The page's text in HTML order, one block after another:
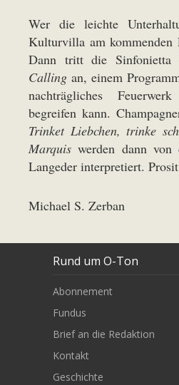
Wer die leichte
Kulturvilla am kommenden
Dann tritt die Sinfonietta
Calling an, einem
nachträgliches
begreifen kann.
Trinket Liebchen, trinke
Marquis werden dann
Langeder interpretiert.
Michael S. Zerban
Rund um O-Ton
Abonnement
Fundus
Brief an die Redaktion
Kontakt
Geschichte